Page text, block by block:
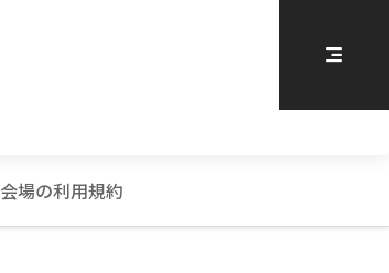
会場の利用規約